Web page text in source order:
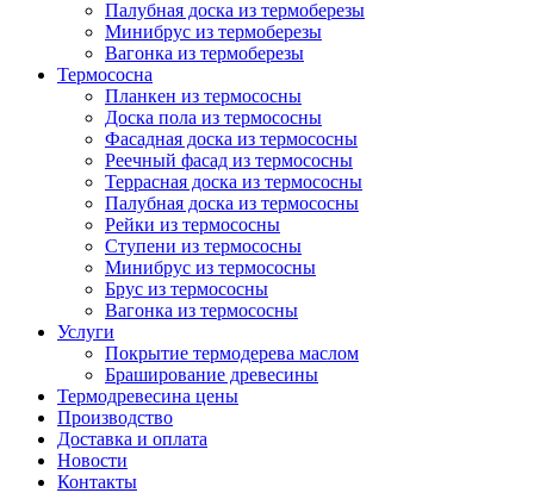
Палубная доска из термоберезы
Минибрус из термоберезы
Вагонка из термоберезы
Термососна
Планкен из термососны
Доска пола из термососны
Фасадная доска из термососны
Реечный фасад из термососны
Террасная доска из термососны
Палубная доска из термососны
Рейки из термососны
Ступени из термососны
Минибрус из термососны
Брус из термососны
Вагонка из термососны
Услуги
Покрытие термодерева маслом
Браширование древесины
Термодревесина цены
Производство
Доставка и оплата
Новости
Контакты